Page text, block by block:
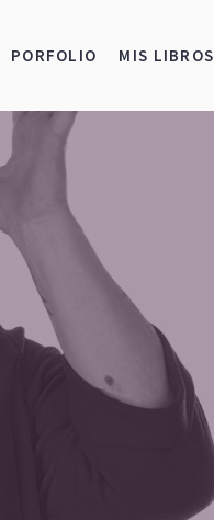
PORFOLIO MIS LIBROS